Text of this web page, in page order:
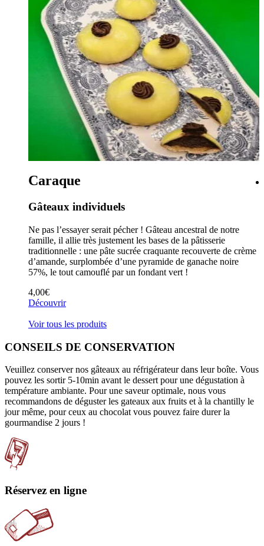
Caraque
Gâteaux individuels
Ne pas l’essayer serait pécher ! Gâteau ancestral de notre
famille, il allie très justement les bases de la pâtisserie
traditionnelle : une pâte sucrée craquante recouverte de crème
d’amande, surplombée d’une pyramide de ganache noire
57%, le tout camouflé par un fondant vert !
4,00€
Découvrir
Voir tous les produits
CONSEILS DE CONSERVATION
Veuillez conserver nos gâteaux au réfrigérateur dans leur boîte. Vous
pouvez les sortir 5-10min avant le dessert pour une dégustation à
température ambiante. Pour une saveur optimale, nous vous
recommandons de déguster les gateaux aux fruits et à la chantilly le
jour même, pour ceux au chocolat vous pouvez faire durer la
gourmandise 2 jours !
Réservez en ligne